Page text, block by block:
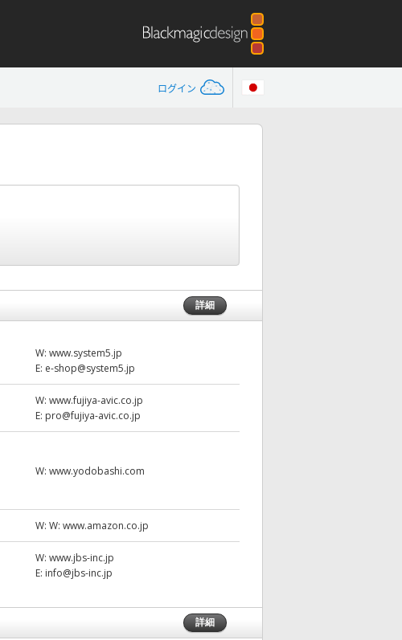
ログイン
詳細
W:www.system5.jp
E: e-shop@system5.jp
W:www.fujiya-avic.co.jp
E: pro@fujiya-avic.co.jp
W:www.yodobashi.com
W:W: www.amazon.co.jp
W:www.jbs-inc.jp
E: info@jbs-inc.jp
詳細